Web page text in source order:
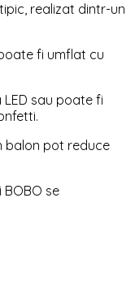
realizat dintr-un
fi umflat cu
sau poate fi
balon pot reduce
se